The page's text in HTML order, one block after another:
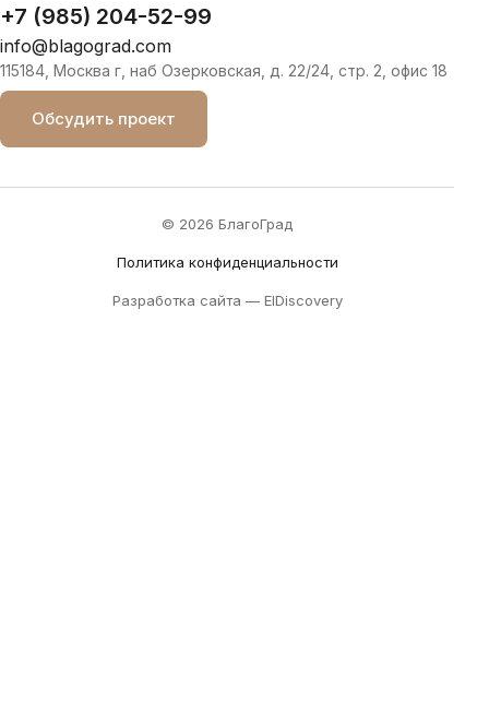
+7 (985) 204-52-99
info@blagograd.com
115184, Москва г, наб Озерковская, д. 22/24, стр. 2, офис 18
Обсудить проект
© 2026 БлагоГрад
Политика конфиденциальности
Разработка сайта — ElDiscovery